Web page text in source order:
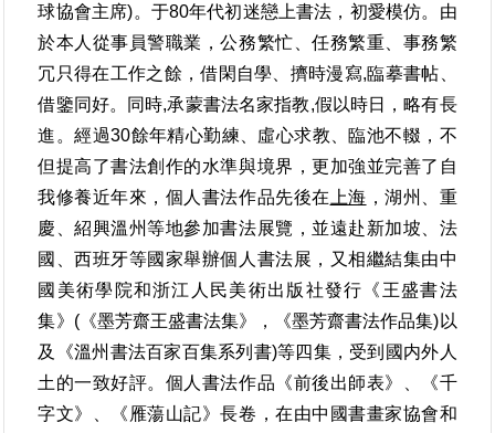
球協會主席)。于80年代初迷戀上書法，初愛模仿。由
於本人從事員警職業，公務繁忙、任務繁重、事務繁
冗只得在工作之餘，借閑自學、擠時漫寫,臨摹書帖、
借鑒同好。同時,承蒙書法名家指教,假以時日，略有長
進。經過30餘年精心勤練、虛心求教、臨池不輟，不
但提高了書法創作的水準與境界，更加強並完善了自
我修養近年來，個人書法作品先後在 上海 ，湖州、重
慶、紹興溫州等地參加書法展覽，並遠赴新加坡、法
國、西班牙等國家舉辦個人書法展，又相繼結集由中
國美術學院和浙江人民美術出版社發行《王盛書法
集》(《墨芳齋王盛書法集》，《墨芳齋書法作品集)以
及《溫州書法百家百集系列書)等四集，受到國内外人
土的一致好評。個人書法作品《前後出師表》、《千
字文》、《雁蕩山記》長卷，在由中國書畫家協會和